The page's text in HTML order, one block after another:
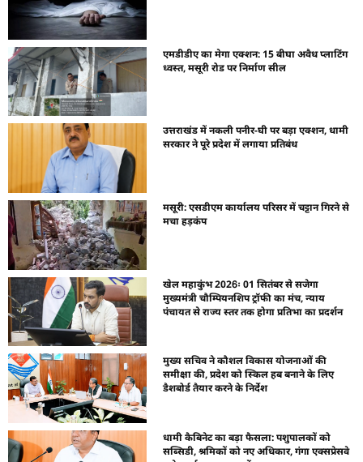
एमडीडीए का मेगा एक्शन: 15 बीघा अवैध प्लाटिंग
ध्वस्त, मसूरी रोड पर निर्माण सील
उत्तराखंड में नकली पनीर-घी पर बड़ा एक्शन, धामी
सरकार ने पूरे प्रदेश में लगाया प्रतिबंध
मसूरी: एसडीएम कार्यालय परिसर में चट्टान गिरने से
मचा हड़कंप
खेल महाकुंभ 2026ः 01 सितंबर से सजेगा
मुख्यमंत्री चौम्पियनशिप ट्रॉफी का मंच, न्याय
पंचायत से राज्य स्तर तक होगा प्रतिभा का प्रदर्शन
मुख्य सचिव ने कौशल विकास योजनाओं की
समीक्षा की, प्रदेश को स्किल हब बनाने के लिए
डैशबोर्ड तैयार करने के निर्देश
धामी कैबिनेट का बड़ा फैसला: पशुपालकों को
सब्सिडी, श्रमिकों को नए अधिकार, गंगा एक्सप्रेसवे